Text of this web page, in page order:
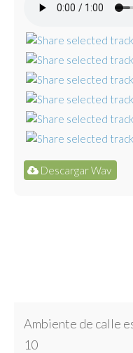
Descargar Wav
Ambiente de calle
10